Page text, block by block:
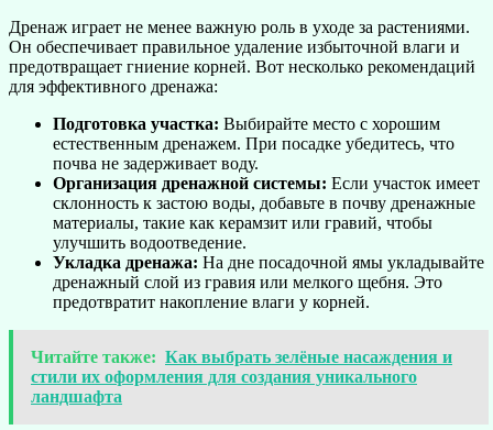
Дренаж играет не менее важную роль в уходе за растениями.
Он обеспечивает правильное удаление избыточной влаги и
предотвращает гниение корней. Вот несколько рекомендаций
для эффективного дренажа:
Подготовка участка: Выбирайте место с хорошим
естественным дренажем. При посадке убедитесь, что
почва не задерживает воду.
Организация дренажной системы: Если участок имеет
склонность к застою воды, добавьте в почву дренажные
материалы, такие как керамзит или гравий, чтобы
улучшить водоотведение.
Укладка дренажа: На дне посадочной ямы укладывайте
дренажный слой из гравия или мелкого щебня. Это
предотвратит накопление влаги у корней.
Читайте также: Как выбрать зелёные насаждения и
стили их оформления для создания уникального
ландшафта